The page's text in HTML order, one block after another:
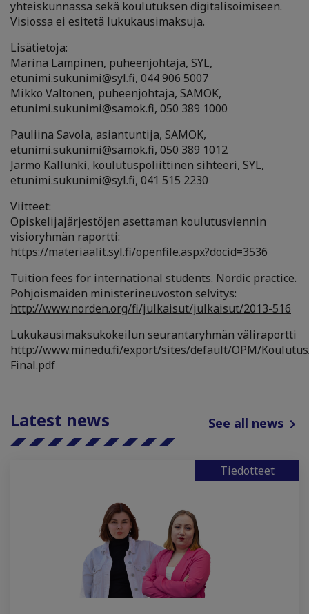
yhteiskunnassa sekä koulutuksen digitalisoimiseen.
Visiossa ei esitetä lukukausimaksuja.
Lisätietoja:
Marina Lampinen, puheenjohtaja, SYL,
etunimi.sukunimi@syl.fi, 044 906 5007
Mikko Valtonen, puheenjohtaja, SAMOK,
etunimi.sukunimi@samok.fi, 050 389 1000
Pauliina Savola, asiantuntija, SAMOK,
etunimi.sukunimi@samok.fi, 050 389 1012
Jarmo Kallunki, koulutuspoliittinen sihteeri, SYL,
etunimi.sukunimi@syl.fi, 041 515 2230
Viitteet:
Opiskelijajärjestöjen asettaman koulutusviennin
visioryhmän raportti:
https://materiaalit.syl.fi/openfile.aspx?docid=3536
Tuition fees for international students. Nordic practice.
Pohjoismaiden ministerineuvoston selvitys:
http://www.norden.org/fi/julkaisut/julkaisut/2013-516
Lukukausimaksukokeilun seurantaryhmän väliraportti
http://www.minedu.fi/export/sites/default/OPM/
Final.pdf
Latest news See all news
Tiedotteet